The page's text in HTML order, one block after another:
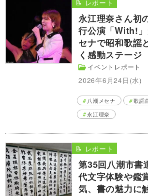
永江理奈さん初
行公演「With!
セナで昭和歌謡
く感動ステージ
イベントレポート
2026年6月24日(水)
📝 レポート
八潮メセナ
歌謡
永江理奈
第35回八潮市
代文字体験や鑑
気、書の魅力に
📝 レポート